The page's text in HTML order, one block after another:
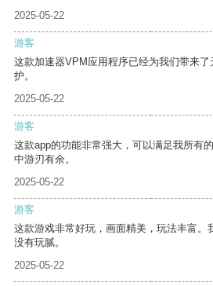
2025-05-22
游客
这款加速器VPM应用程序已经为我们带来
护。
2025-05-22
游客
这款app的功能非常强大，可以满足我所有
中游刃有余。
2025-05-22
游客
这款游戏非常好玩，画面精美，玩法丰富。
没有玩腻。
2025-05-22